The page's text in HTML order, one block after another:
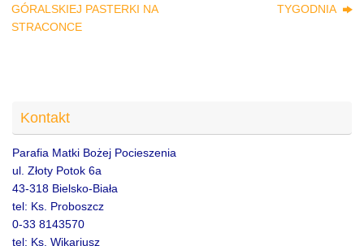
GÓRALSKIEJ PASTERKI NA
STRACONCE
TYGODNIA
Kontakt
Parafia Matki Bożej Pocieszenia
ul. Złoty Potok 6a
43-318 Bielsko-Biała
tel: Ks. Proboszcz
0-33 8143570
tel: Ks. Wikariusz